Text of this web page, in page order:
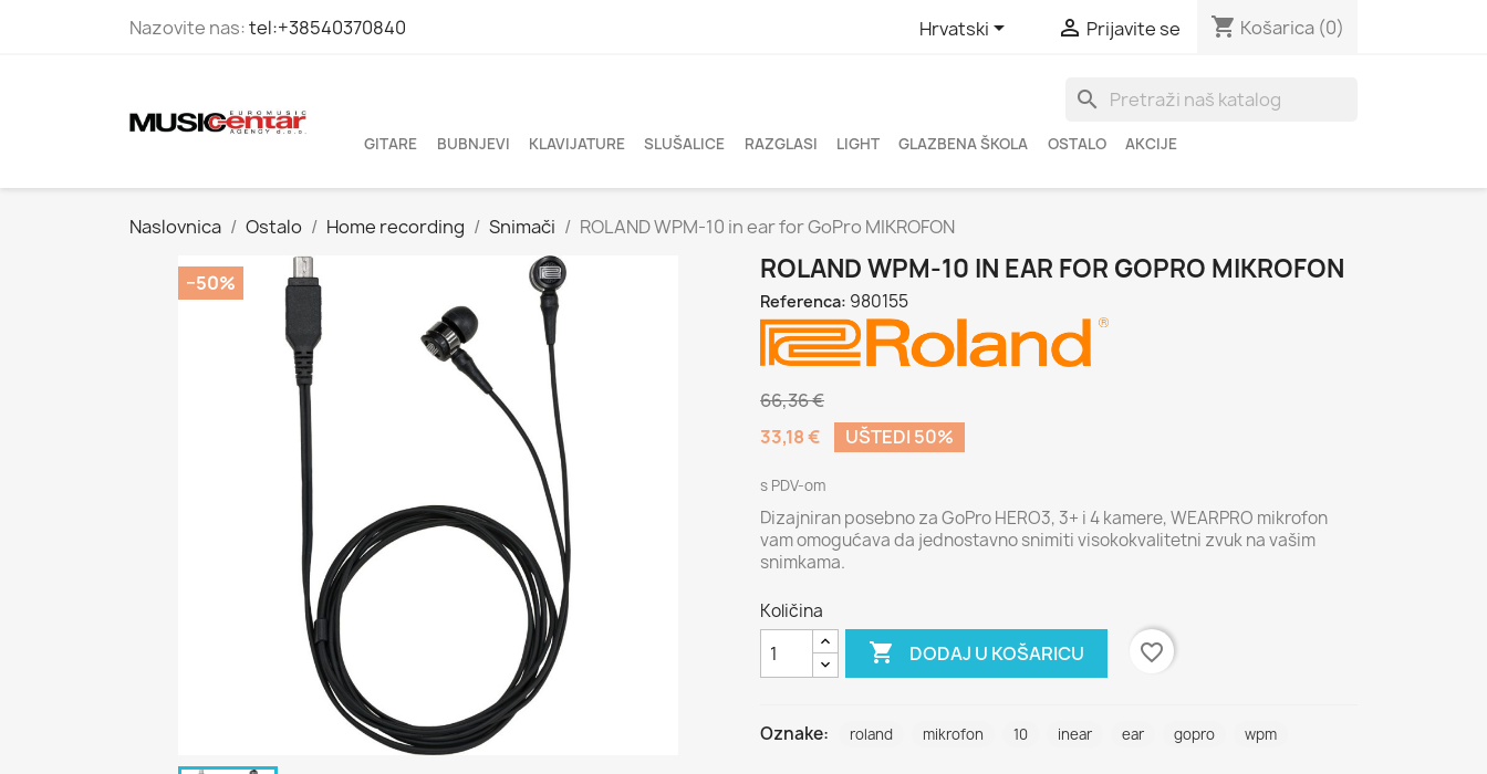
Nazovite nas:tel:+38540370840 Hrvatski  Prijavite se shopping_cart Košarica (0)
search
GITARE BUBNJEVI KLAVIJATURE SLUŠALICE RAZGLASI LIGHT GLAZBENA ŠKOLA OSTALO AKCIJE
Naslovnica Ostalo Home recording Snimači ROLAND WPM-10 in ear for GoPro MIKROFON
−50% ROLAND WPM-10 IN EAR FOR GOPRO MIKROFON
Referenca: 980155
66,36 €
33,18 €
UŠTEDI 50%
s PDV-om
Dizajniran posebno za GoPro HERO3, 3+ i 4 kamere, WEARPRO mikrofon
vam omogućava da jednostavno snimiti visokokvalitetni zvuk na vašim
snimkama.
Količina
 DODAJ U KOŠARICU favorite_border
Oznake: roland mikrofon 10 inear ear gopro wpm